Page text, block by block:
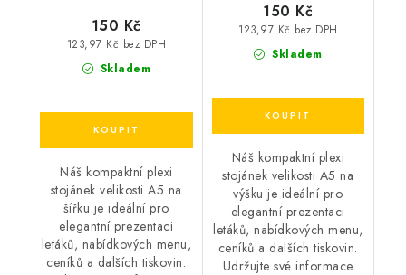
Skladem
123,97 Kč bez DPH
150 Kč
Náš kompaktní plexi
stojánek velikosti A5 na
šířku je ideální pro
elegantní prezentaci
letáků, nabídkových menu,
ceníků a dalších tiskovin.
Skladem
123,97 Kč bez DPH
150 Kč
Náš kompaktní plexi
stojánek velikosti A5 na
výšku je ideální pro
elegantní prezentaci
letáků, nabídkových menu,
ceníků a dalších tiskovin.
Udržujte své informace